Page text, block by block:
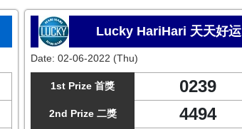
Lucky HariHari 天天好运
Date: 02-06-2022 (Thu)
1st Prize 首獎 0239
2nd Prize 二獎 4494